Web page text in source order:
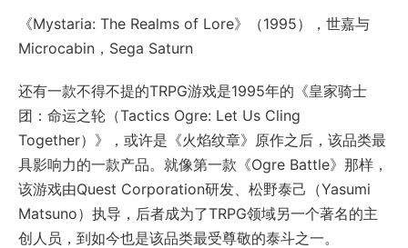
《Mystaria: The Realms of Lore》（1995），世嘉与
Microcabin，Sega Saturn
还有一款不得不提的TRPG游戏是1995年的《皇家骑士
团：命运之轮（Tactics Ogre: Let Us Cling
Together）》，或许是《火焰纹章》原作之后，该品类最
具影响力的一款产品。就像第一款《Ogre Battle》那样，
该游戏由Quest Corporation研发、松野泰己（Yasumi
Matsuno）执导，后者成为了TRPG领域另一个著名的主
创人员，到如今也是该品类最受尊敬的泰斗之一。